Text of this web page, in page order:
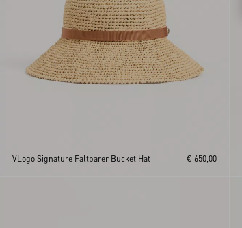
VLogo Signature Faltbarer Bucket Hat € 650,00